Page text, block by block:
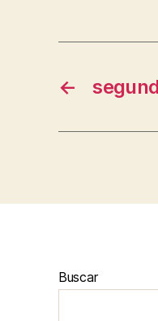
←
Buscar